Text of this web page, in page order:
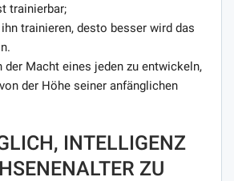
trainierbar;
trainieren, desto besser wird das
der Macht eines jeden zu entwickeln,
der Höhe seiner anfänglichen
INTELLIGENZ
ZU